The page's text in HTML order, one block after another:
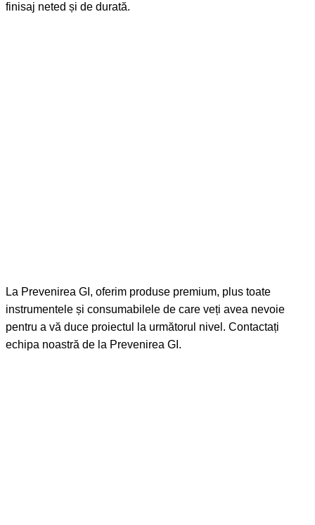
finisaj neted și de durată.
La Prevenirea GI, oferim produse premium, plus toate
instrumentele și consumabilele de care veți avea nevoie
pentru a vă duce proiectul la următorul nivel. Contactați
echipa noastră de la Prevenirea GI.